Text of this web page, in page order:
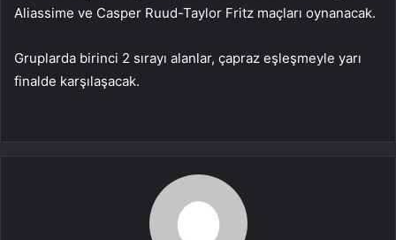
Aliassime ve Casper Ruud-Taylor Fritz maçları oynanacak.
Gruplarda birinci 2 sırayı alanlar, çapraz eşleşmeyle yarı
finalde karşılaşacak.